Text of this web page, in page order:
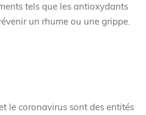
tels que les antioxydants
un rhume ou une grippe.
le coronavirus sont des entités